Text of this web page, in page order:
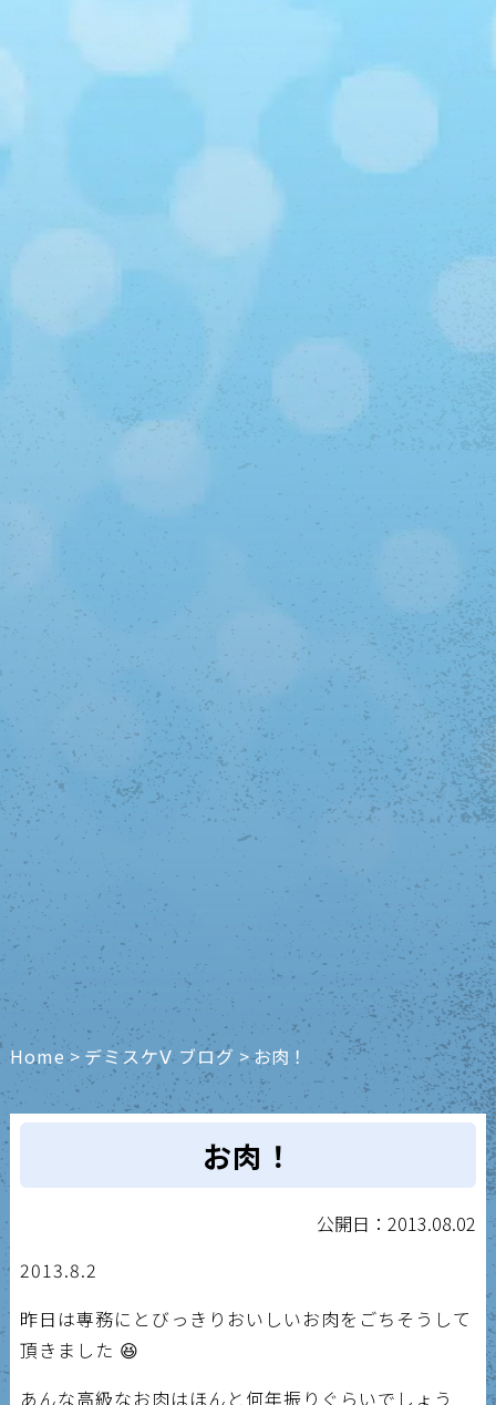
Home>デミスケⅤ ブログ >お肉！
お肉！
公開日：2013.08.02
2013.8.2
昨日は専務にとびっきりおいしいお肉をごちそうして
頂きました 😆
あんな高級なお肉はほんと何年振りぐらいでしょう